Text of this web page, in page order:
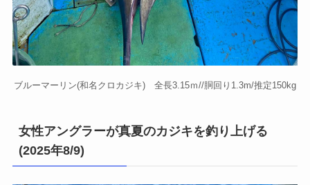
ブルーマーリン(和名クロカジキ) 全長3.15ｍ//胴回り1.3m/推定150kg
女性アングラーが真夏のカジキを釣り上げる
(2025年8/9)